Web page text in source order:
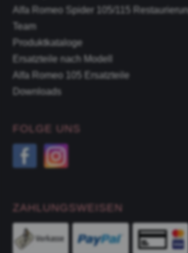
Alfa Romeo Spider 105/115
Team
Produktkataloge
Ersatzteile nach Modell
Alfa Romeo 105 Ersatzteile
Downloads
FOLGE UNS
ZAHLUNGSWEISEN